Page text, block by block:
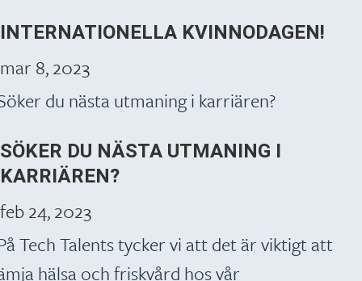
INTERNATIONELLA KVINNODAGEN!
mar 8, 2023
SÖKER DU NÄSTA UTMANING I
KARRIÄREN?
feb 24, 2023